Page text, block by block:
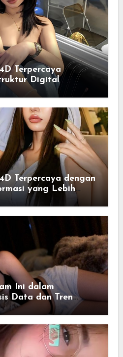
Terpercaya
Digital
Terpercaya dengan
yang Lebih
Ini dalam
Data dan Tren